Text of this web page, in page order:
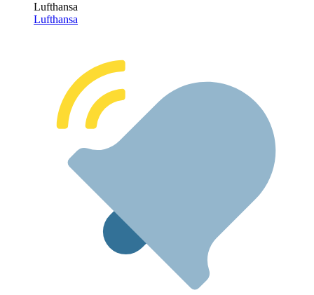
Lufthansa
Lufthansa